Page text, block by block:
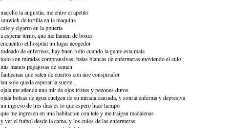
marcho la angustia, me entro el apetito
sanwich de tortilla en la maquina
cafe y cigarro en la ppuerta
a esperar turno, que me llamen de boxes
encuentro el hospital un lugar acogedor
rodeado de enfermos, hay buen rollo cuando la gente esta mala
todo son miradas comprensivas, batas blancas de enfermeras moviendo el culo
mis manos pegajosas de semen
fantasmas que salen de cuartos con aire conspirador
tan solo queda esperar la suerte...
ojala me atienda una mir de ojos tristes y pezones duros
ojala bolsas de agua cuelgen de su mirada cansada, y sonria enferma y depresiva
un ingreso de tres dias es lo que espero hace tiempo
que me ingresen en una habitacion con tele y me traigan madalenas
y ver el futbol desde la cama, y los culos de las enfermeras